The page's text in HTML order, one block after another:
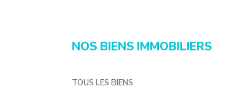
NOS BIENS IMMOBILIERS
TOUS LES BIENS